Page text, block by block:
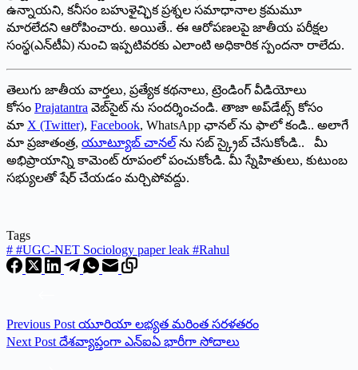
ఉన్నాయని, కనీసం బహుళైచ్ఛిక ప్రశ్నల సమాధానాల క్రమమూ
మారలేదని ఆరోపించారు. అయితే.. ఈ ఆరోపణలపై జాతీయ పరీక్షల
సంస్థ(ఎన్‌టీఏ) నుంచి ఇప్పటివరకు ఎలాంటి అధికారిక స్పందనా రాలేదు.
తెలుగు జాతీయ వార్తలు, ప్రత్యేక కథనాలు, ట్రెండింగ్ వీడియోలు
కోసం Prajatantra వెబ్‌సైట్ ను సందర్శించండి. తాజా అప్‌డేట్స్ కోసం
మా X (Twitter), Facebook, WhatsApp ఛానల్ ను ఫాలో కండి.. అలాగే
మా ప్రజాతంత్ర, యూట్యూబ్ చానల్ ను సబ్ స్క్రైబ్ చేసుకోండి.. మీ
అభిప్రాయాన్ని కామెంట్ రూపంలో పంచుకోండి. మీ స్నేహితులు, కుటుంబ
సభ్యులతో షేర్ చేయడం మర్చిపోవద్దు.
Tags
# #UGC-NET Sociology paper leak #Rahul
Previous Post యూరియా లభ్యత మరింత సరళతరం
Next Post దేశవ్యాప్తంగా ఎన్‌ఐఏ ‌భారీగా సోదాలు